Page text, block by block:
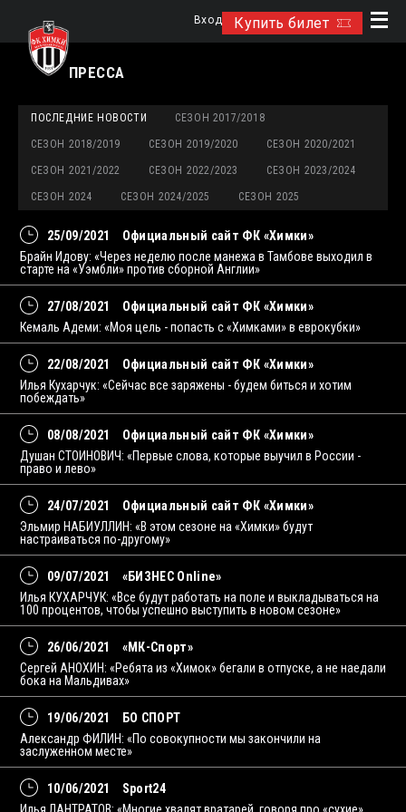
Купить билет
Вход
ПРЕССА
ПОСЛЕДНИЕ НОВОСТИ СЕЗОН 2017/2018
СЕЗОН 2018/2019 СЕЗОН 2019/2020 СЕЗОН 2020/2021
СЕЗОН 2021/2022 СЕЗОН 2022/2023 СЕЗОН 2023/2024
СЕЗОН 2024 СЕЗОН 2024/2025 СЕЗОН 2025
25/09/2021
Официальный сайт ФК «Химки»
Брайн Идову: «Через неделю после манежа в Тамбове выходил в
старте на «Уэмбли» против сборной Англии»
27/08/2021
Официальный сайт ФК «Химки»
Кемаль Адеми: «Моя цель - попасть с «Химками» в еврокубки»
22/08/2021
Официальный сайт ФК «Химки»
Илья Кухарчук: «Сейчас все заряжены - будем биться и хотим
побеждать»
08/08/2021
Официальный сайт ФК «Химки»
Душан СТОИНОВИЧ: «Первые слова, которые выучил в России -
право и лево»
24/07/2021
Официальный сайт ФК «Химки»
Эльмир НАБИУЛЛИН: «В этом сезоне на «Химки» будут
настраиваться по-другому»
09/07/2021
«БИЗНЕС Online»
Илья КУХАРЧУК: «Все будут работать на поле и выкладываться на
100 процентов, чтобы успешно выступить в новом сезоне»
26/06/2021
«МК-Спорт»
Сергей АНОХИН: «Ребята из «Химок» бегали в отпуске, а не наедали
бока на Мальдивах»
19/06/2021
БО СПОРТ
Александр ФИЛИН: «По совокупности мы закончили на
заслуженном месте»
10/06/2021
Sport24